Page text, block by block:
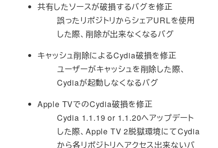
共有したソースが破損するバグを修正
誤ったリポジトリからシェアURLを使用
した際、削除が出来なくなるバグ
キャッシュ削除によるCydia破損を修正
ユーザーがキャッシュを削除した際、
Cydiaが起動しなくなるバグ
Apple TVでのCydia破損を修正
Cydia 1.1.19 or 1.1.20へアップデート
した際、Apple TV 2脱獄環境にてCydia
から各リポジトリへアクセス出来ないバ